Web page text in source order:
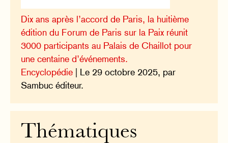
Dix ans après l’accord de Paris, la huitième
édition du Forum de Paris sur la Paix réunit
3000 participants au Palais de Chaillot pour
une centaine d’événements.
Encyclopédie | Le 29 octobre 2025, par
Sambuc éditeur.
Thématiques